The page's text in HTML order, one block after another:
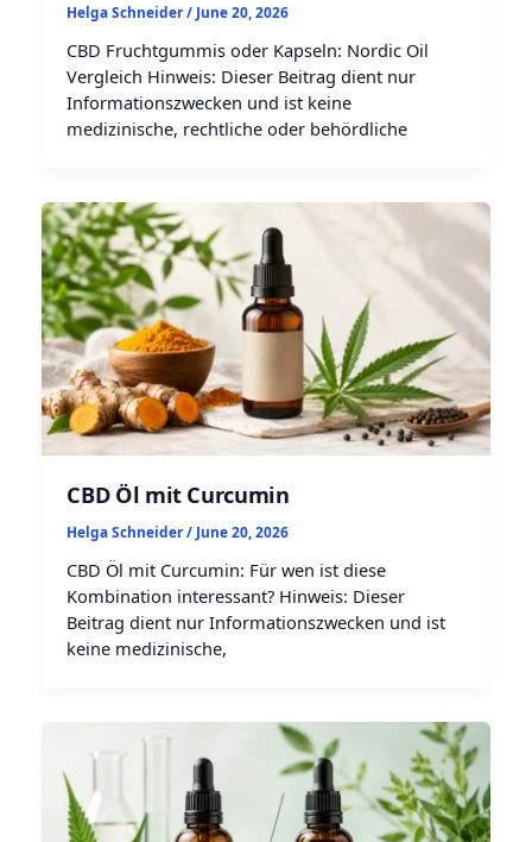
Helga Schneider/ June 20, 2026
CBD Fruchtgummis oder Kapseln: Nordic Oil
Vergleich Hinweis: Dieser Beitrag dient nur
Informationszwecken und ist keine
medizinische, rechtliche oder behördliche
CBD Öl mit Curcumin
Helga Schneider/ June 20, 2026
CBD Öl mit Curcumin: Für wen ist diese
Kombination interessant? Hinweis: Dieser
Beitrag dient nur Informationszwecken und ist
keine medizinische,